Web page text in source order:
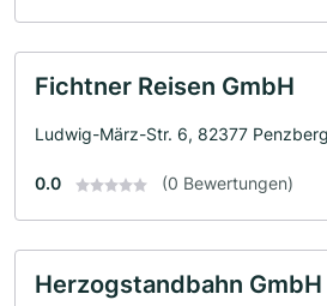
Fichtner Reisen GmbH
Ludwig-März-Str. 6, 82377 Penzberg
0.0 (0 Bewertungen)
Herzogstandbahn GmbH